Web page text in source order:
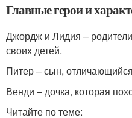
Главные герои и
Джордж и Лидия –
своих детей.
Питер – сын,
Венди – дочка, которая
Читайте по теме: